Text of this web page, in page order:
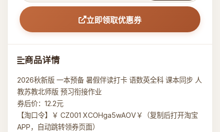
立即领取优惠券
商品详情
2026秋新版 一本预备 暑假伴读打卡 语数英全科 课本同步 人
教苏教北师版 预习衔接作业
券后价：12.2元
【淘口令】￥ CZ001 XCOHga5wAOV￥（复制后打开淘宝
APP，自动跳转领券页面）